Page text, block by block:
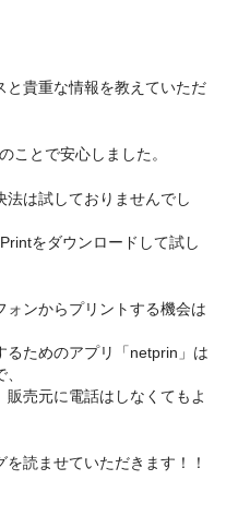
と貴重な情報を教えていただ
ことで安心しました。
法は試しておりませんでし
をダウンロードして試し
ォンからプリントする機会は
るためのアプリ「netprin」は
売元に電話はしなくてもよ
読ませていただきます！！